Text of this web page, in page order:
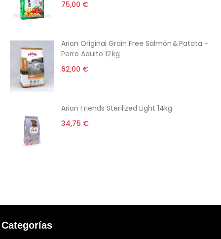
75,00 €
Arion Original Grain Free Salmón & Patata –
Perro Adulto 12 kg
62,00 €
Arion Friends Sterilized Light 14kg
34,75 €
Categorías